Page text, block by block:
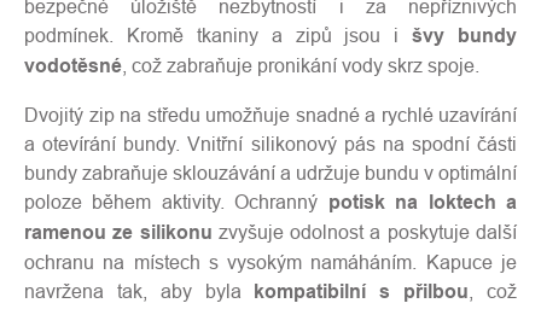
bezpečné úložiště nezbytností i za nepříznivých
podmínek. Kromě tkaniny a zipů jsou išvy bundy
vodotěsné , což zabraňuje pronikání vody skrz spoje.
Dvojitý zip na středu umožňuje snadné a rychlé uzavírání
a otevírání bundy. Vnitřní silikonový pás na spodní části
bundy zabraňuje sklouzávání a udržuje bundu v optimální
poloze během aktivity. Ochranný potisk na loktech a
ramenou ze silikonu zvyšuje odolnost a poskytuje další
ochranu na místech s vysokým namáháním. Kapuce je
navržena tak, aby byla kompatibilní s přilbou , což